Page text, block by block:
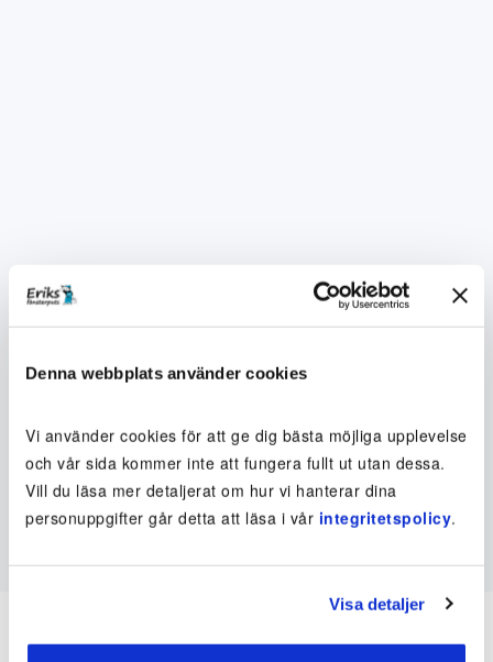
Denna webbplats använder cookies
Vi använder cookies för att ge dig bästa möjliga upplevelse
och vår sida kommer inte att fungera fullt ut utan dessa.
Vill du läsa mer detaljerat om hur vi hanterar dina
personuppgifter går detta att läsa i vår integritetspolicy.
Visa detaljer